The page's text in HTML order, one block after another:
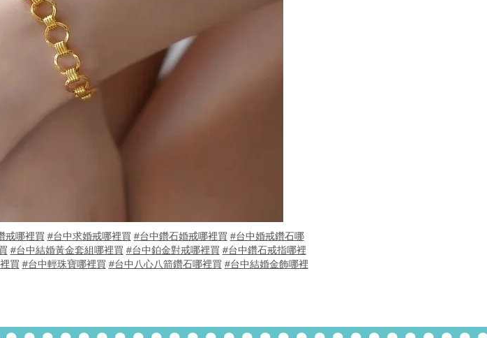
戒哪裡買 #台中求婚戒哪裡買 #台中鑽石婚戒哪裡買 #台中婚戒鑽石哪
#台中結婚黃金套組哪裡買 #台中鉑金對戒哪裡買 #台中鑽石戒指哪裡
買 #台中輕珠寶哪裡買 #台中八心八箭鑽石哪裡買 #台中結婚金飾哪裡